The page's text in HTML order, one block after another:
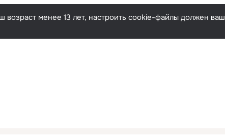
Русский
менее 13 лет, настроить cookie-файлы должен ваш